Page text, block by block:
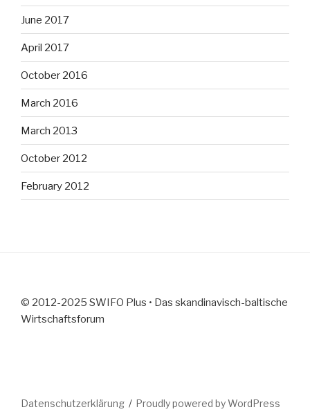
June 2017
April 2017
October 2016
March 2016
March 2013
October 2012
February 2012
© 2012-2025 SWIFO Plus • Das skandinavisch-baltische
Wirtschaftsforum
Datenschutzerklärung Proudly powered by WordPress